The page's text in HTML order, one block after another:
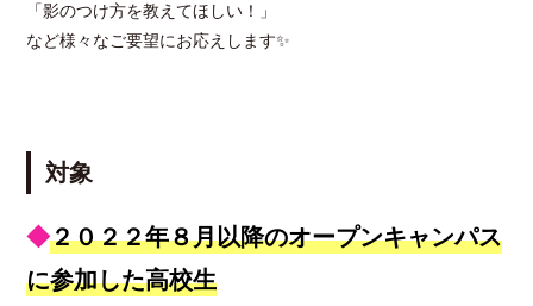
「影のつけ方を教えてほしい！」
など様々なご要望にお応えします✨
対象
◆２０２２年８月以降のオープンキャンパス
に参加した高校生